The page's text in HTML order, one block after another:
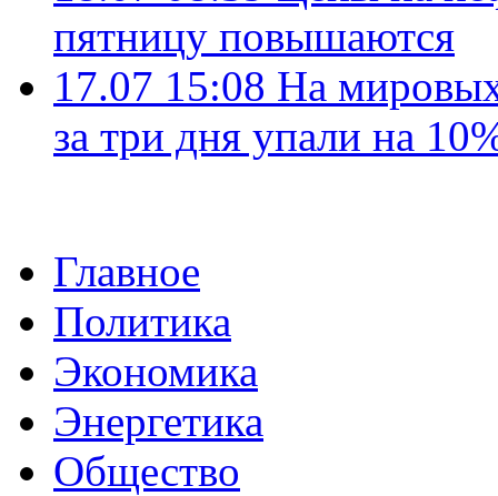
пятницу повышаются
17.07 15:08 На
за три дня упали на
Главное
Политика
Экономика
Энергетика
Общество